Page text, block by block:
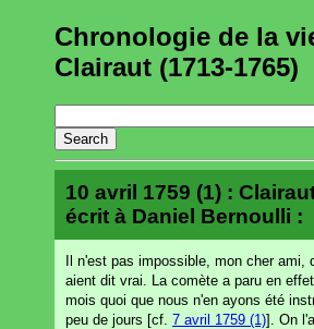
Chronologie de la
Clairaut (1713-1765)
10 avril 1759 (1) :
écrit à Daniel Bernoulli :
Il n'est pas impossible, mon cher ami,
aient dit vrai. La comète a paru en
mois quoi que nous n'en ayons été
peu de jours [cf. 7 avril 1759 (1)]. On